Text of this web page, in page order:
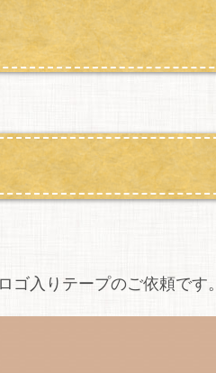
入りテープのご依頼です。